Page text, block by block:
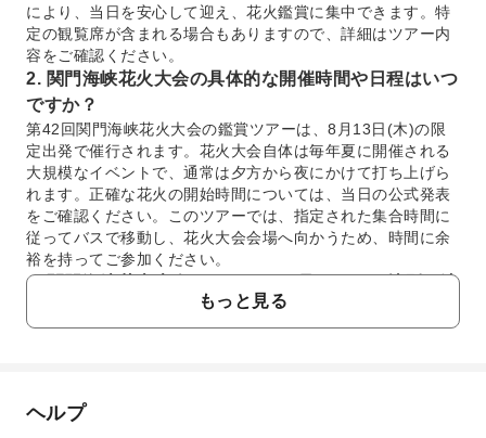
により、当日を安心して迎え、花火鑑賞に集中できます。特
定の観覧席が含まれる場合もありますので、詳細はツアー内
容をご確認ください。
2. 関門海峡花火大会の具体的な開催時間や日程はいつ
ですか？
第42回関門海峡花火大会の鑑賞ツアーは、8月13日(木)の限
定出発で催行されます。花火大会自体は毎年夏に開催される
大規模なイベントで、通常は夕方から夜にかけて打ち上げら
れます。正確な花火の開始時間については、当日の公式発表
をご確認ください。このツアーでは、指定された集合時間に
従ってバスで移動し、花火大会会場へ向かうため、時間に余
裕を持ってご参加ください。
3. 関門海峡花火大会のユニークな見どころや特別な演
関門海峡花火大会は、日本で唯一海峡を隔てて県境を越える
る不死鳥が夜空に舞い上がるフェニックス花火や、フィナー
もっと見る
よくあるご質問
ヘルプ